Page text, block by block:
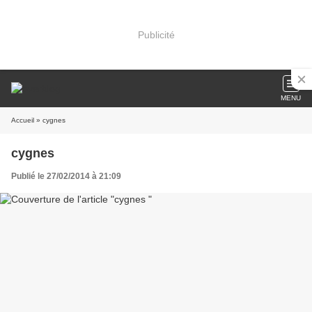
Publicité
MENU
Accueil » cygnes
cygnes
Publié le 27/02/2014 à 21:09